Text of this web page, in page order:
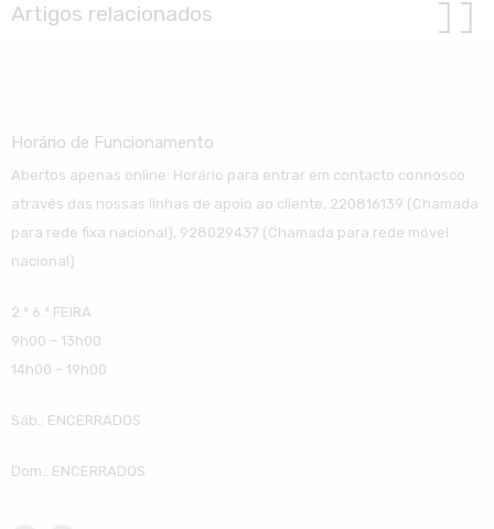
Artigos relacionados
Horário de Funcionamento
Abertos apenas online: Horário para entrar em contacto connosco
através das nossas linhas de apoio ao cliente, 220816139 (Chamada
para rede fixa nacional), 928029437 (Chamada para rede móvel
nacional)
2.ª 6.ª FEIRA
9h00 – 13h00
14h00 – 19h00
Sáb.: ENCERRADOS
Dom.: ENCERRADOS